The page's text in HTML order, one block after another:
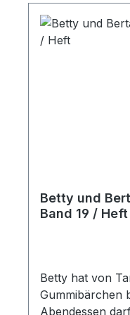
Betty und
Band 19 / Heft
Betty hat von
Gummibärchen
Abendessen